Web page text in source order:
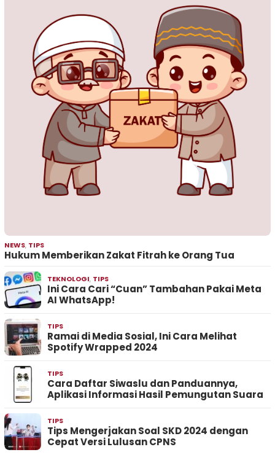
NEWS, TIPS
Hukum Memberikan Zakat Fitrah ke Orang Tua
TEKNOLOGI, TIPS
Ini Cara Cari “Cuan” Tambahan Pakai Meta
AI WhatsApp!
TIPS
Ramai di Media Sosial, Ini Cara Melihat
Spotify Wrapped 2024
TIPS
Cara Daftar Siwaslu dan Panduannya,
Aplikasi Informasi Hasil Pemungutan Suara
TIPS
Tips Mengerjakan Soal SKD 2024 dengan
Cepat Versi Lulusan CPNS